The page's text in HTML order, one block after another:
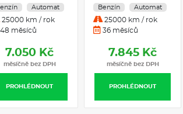
ovládáním
Automat
25000 km / rok
48 měsíců
PROHLÉDNOUT
7.050 Kč
měsíčně bez DPH
DIG-T 84 kW
Benzín
Automatická
Benzín Automat
25000 km / rok
36 měsíců
PROHLÉDNOUT
7.845 Kč
měsíčně bez DPH